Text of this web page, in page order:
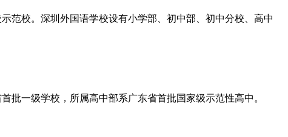
范校。深圳外国语学校设有小学部、初中部、初中分校、高中
批一级学校，所属高中部系广东省首批国家级示范性高中。